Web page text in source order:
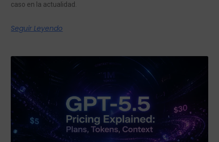
caso en la actualidad.
Seguir Leyendo